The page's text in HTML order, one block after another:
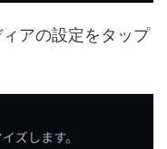
アの設定をタップ